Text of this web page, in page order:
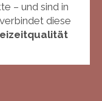
– und sind in
diese